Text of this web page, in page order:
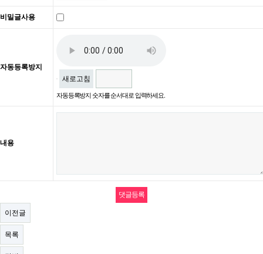
비밀글사용
자동등록방지
새로고침
자동등록방지 숫자를 순서대로 입력하세요.
내용
이전글
목록